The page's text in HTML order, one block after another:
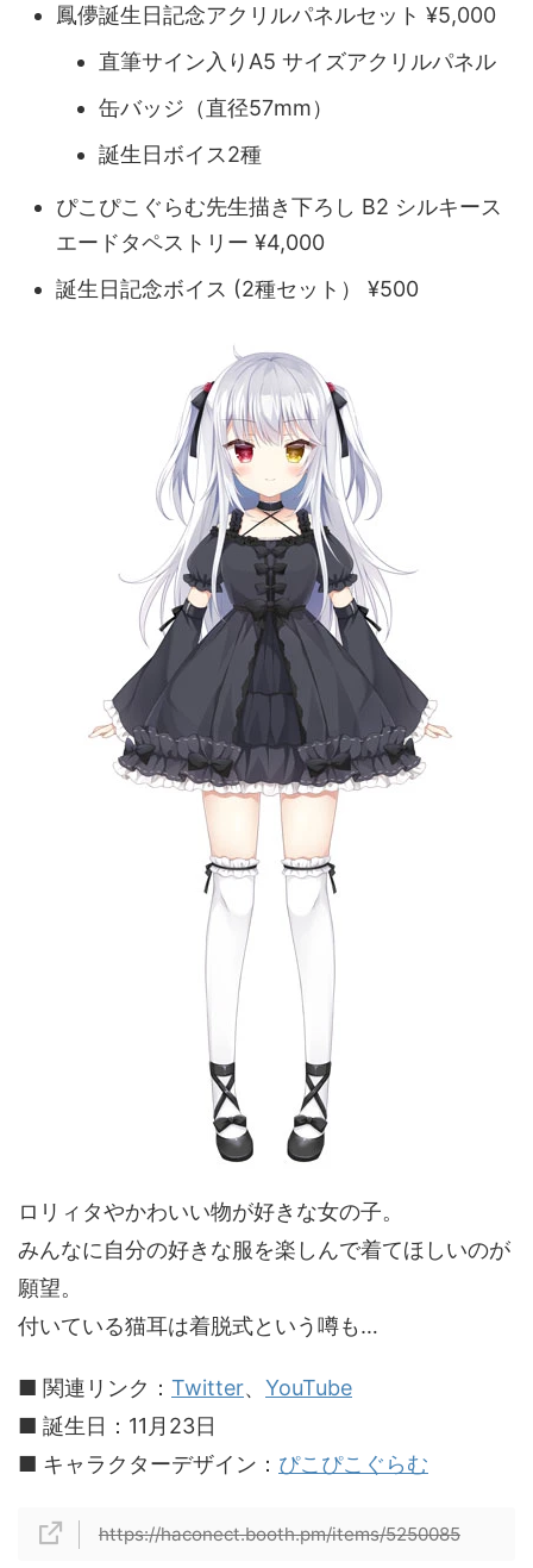
鳳儚誕生日記念アクリルパネルセット ¥5,000
直筆サイン入りA5 サイズアクリルパネル
缶バッジ（直径57mm）
誕生日ボイス2種
ぴこぴこぐらむ先生描き下ろし B2 シルキース
エードタペストリー ¥4,000
誕生日記念ボイス (2種セット） ¥500
ロリィタやかわいい物が好きな女の子。
みんなに自分の好きな服を楽しんで着てほしいのが
願望。
付いている猫耳は着脱式という噂も…
■ 関連リンク： Twitter、 YouTube
■ 誕生日：11月23日
■ キャラクターデザイン： ぴこぴこぐらむ
https://haconect.booth.pm/items/5250085